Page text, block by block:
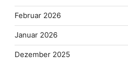
Februar 2026
Januar 2026
Dezember 2025